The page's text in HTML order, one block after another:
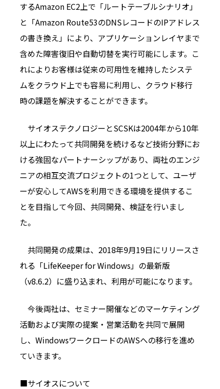
するAmazon EC2上で「ルートテーブルシナリオ」
と「Amazon Route53のDNSレコードのIPアドレス
の書き換え」により、アプリケーションレイヤまで
含めた障害復旧や自動切替を実行可能にします。こ
れによりお客様は従来の可用性を維持したシステ
ムをクラウド上でも容易に利用し、クラウド移行
時の課題を解決することができます。
サイオステクノロジーとSCSKは2004年から10年
以上にわたって共同開発を続けるなど技術分野にお
ける強固なパートナーシップがあり、両社のエンジ
ニアの相互交流プロジェクトの1つとして、ユーザ
ーが安心してAWSを利用できる環境を提供するこ
とを目指して今回、共同開発、検証を行いまし
た。
共同開発の成果は、2018年9月19日にリリースさ
れる「LifeKeeper for Windows」の最新版
（v8.6.2）に盛り込まれ、利用が可能になります。
今後両社は、セミナー開催などのマーケティング
活動および実際の提案・営業活動を共同で展開
し、WindowsワークロードのAWSへの移行を進め
ていきます。
■サイオスについて